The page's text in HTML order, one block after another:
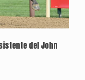
del John